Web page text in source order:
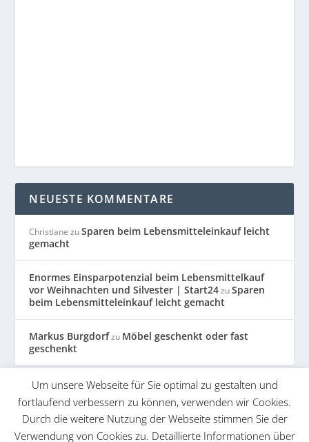
NEUESTE KOMMENTARE
Christiane zuSparen beim Lebensmitteleinkauf leicht
gemacht
Enormes Einsparpotenzial beim Lebensmittelkauf
vor Weihnachten und Silvester | Start24zuSparen
beim Lebensmitteleinkauf leicht gemacht
Markus Burgdorfzu Möbel geschenkt oder fast
geschenkt
KATEGORIEN
Spartipps
Um unsere Webseite für Sie optimal zu gestalten und
fortlaufend verbessern zu können, verwenden wir Cookies.
Durch die weitere Nutzung der Webseite stimmen Sie der
Verwendung von Cookies zu. Detaillierte Informationen über